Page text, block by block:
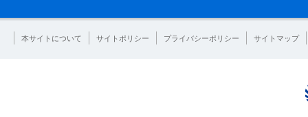
本サイトについて サイトポリシー プライバシーポリシー サイトマップ